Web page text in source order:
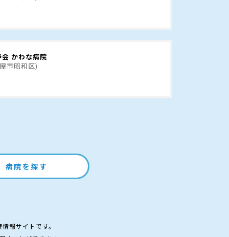
かわな病院
市昭和区)
病院を探す
報サイトです。